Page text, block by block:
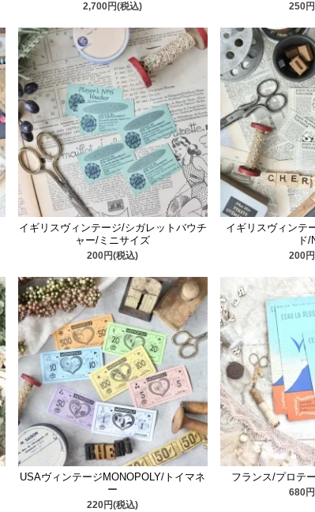
2,700円(税込) 250
イギリスヴィンテージ/シガレットバウチ
ャー/ミニサイズ
200円(税込)
イギリスヴィンテ
ド/
200
USAヴィンテージMONOPOLY/トイマネ
ー
220円(税込)
フランス/プロテ
680